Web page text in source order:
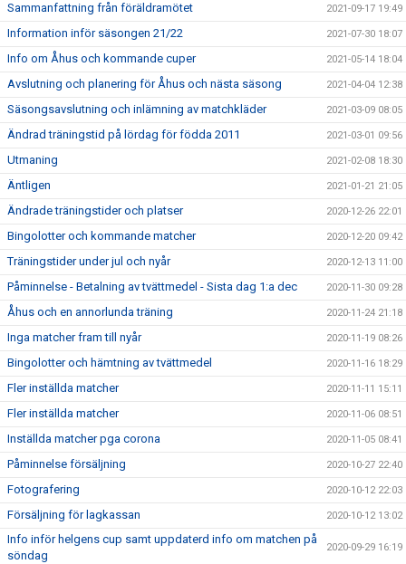
Sammanfattning från föräldramötet 2021-09-17 19:49
Information inför säsongen 21/22 2021-07-30 18:07
Info om Åhus och kommande cuper 2021-05-14 18:04
Avslutning och planering för Åhus och nästa säsong 2021-04-04 12:38
Säsongsavslutning och inlämning av matchkläder 2021-03-09 08:05
Ändrad träningstid på lördag för födda 2011 2021-03-01 09:56
Utmaning 2021-02-08 18:30
Äntligen 2021-01-21 21:05
Ändrade träningstider och platser 2020-12-26 22:01
Bingolotter och kommande matcher 2020-12-20 09:42
Träningstider under jul och nyår 2020-12-13 11:00
Påminnelse - Betalning av tvättmedel - Sista dag 1:a dec 2020-11-30 09:28
Åhus och en annorlunda träning 2020-11-24 21:18
Inga matcher fram till nyår 2020-11-19 08:26
Bingolotter och hämtning av tvättmedel 2020-11-16 18:29
Fler inställda matcher 2020-11-11 15:11
Fler inställda matcher 2020-11-06 08:51
Inställda matcher pga corona 2020-11-05 08:41
Påminnelse försäljning 2020-10-27 22:40
Fotografering 2020-10-12 22:03
Försäljning för lagkassan 2020-10-12 13:02
Info inför helgens cup samt uppdaterd info om matchen på
söndag
2020-09-29 16:19